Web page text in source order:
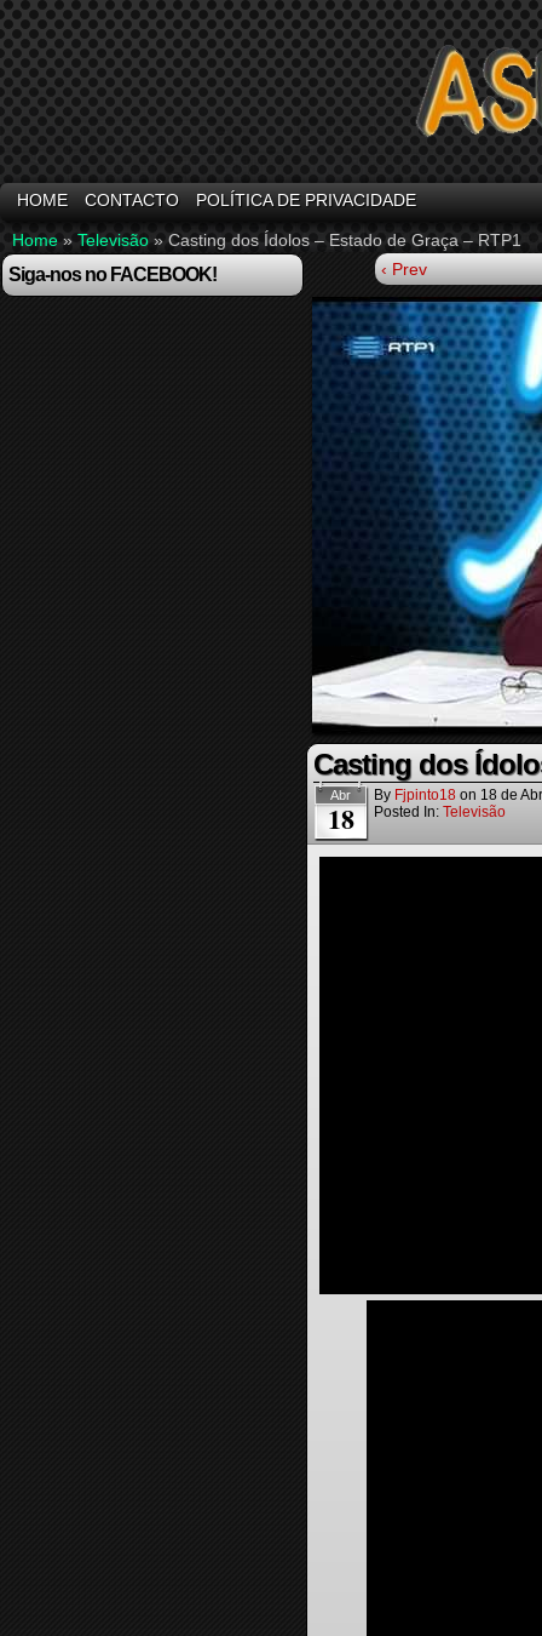
HOME CONTACTO POLÍTICA DE PRIVACIDADE
Home » Televisão » Casting dos Ídolos – Estado de Graça – RTP1
Siga-nos no FACEBOOK! ‹ Prev
Casting dos
Abr
18
By Fjpinto18 on 18 de
Posted In: Televisão